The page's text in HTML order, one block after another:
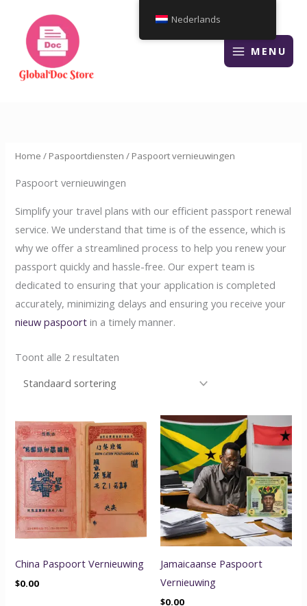
inhoud
MENU
Home / Paspoortdiensten / Paspoort vernieuwingen
Paspoort vernieuwingen
Simplify your travel plans with our efficient passport renewal
service. We understand that time is of the essence, which is
why we offer a streamlined process to help you renew your
passport quickly and hassle-free. Our expert team is
dedicated to ensuring that your application is completed
accurately, minimizing delays and ensuring you receive your
nieuw paspoort in a timely manner.
Toont alle 2 resultaten
China Paspoort Vernieuwing
$0.00
Jamaicaanse Paspoort
Vernieuwing
$0.00
Nederlands